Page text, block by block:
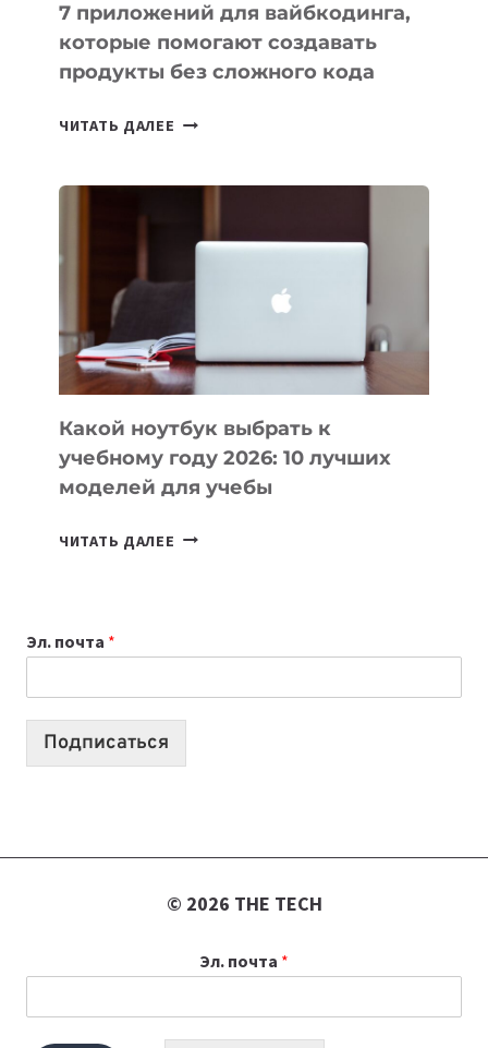
7 приложений для вайбкодинга,
которые помогают создавать
продукты без сложного кода
ЧИТАТЬ ДАЛЕЕ
СОЗДАВАТЬ
БЕЗ
СЛОЖНОГО
КОДА
Какой ноутбук выбрать к
учебному году 2026: 10 лучших
моделей для учебы
ЧИТАТЬ ДАЛЕЕ КАКОЙ
2026:
10
Эл. почта *
Подписаться
© 2026 THE TECH
Эл. почта *